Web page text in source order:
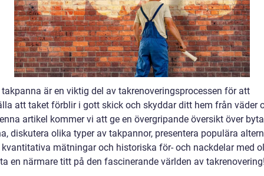
är en viktig del av takrenoveringsprocessen för att
att taket förblir i gott skick och skyddar ditt hem från väder
artikel kommer vi att ge en övergripande översikt över byta
diskutera olika typer av takpannor, presentera populära
kvantitativa mätningar och historiska för- och nackdelar med
en närmare titt på den fascinerande världen av